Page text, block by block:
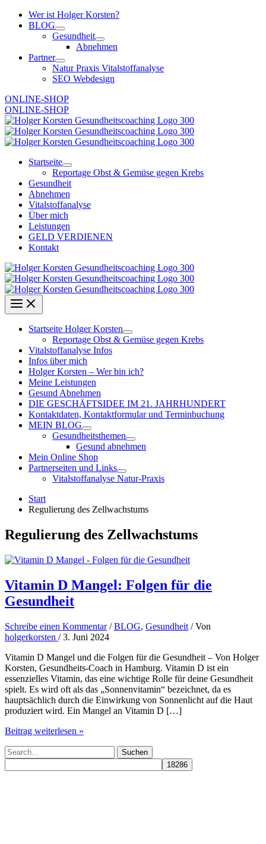
Zum
Inhalt
Wer ist Holger Korsten?
BLOG
Gesundheit
Abnehmen
Partner
Natur Praxis Vitalstoffanalyse
SEO Webdesign
ONLINE-SHOP
ONLINE-SHOP
Startseite
Reportage Obst & Gemüse gegen Krebs
Gesundheit
Abnehmen
Vitalstoffanalyse
Über mich
Leistungen
GELD VERDIENEN
Kontakt
Startseite Holger Korsten
Reportage Obst & Gemüse gegen Krebs
Vitalstoffanalyse Infos
Infos über mich
Holger Korsten – Wer bin ich?
Meine Leistungen
Gesund Abnehmen
DIE GESCHÄFTSIDEE IM 21. JAHRHUNDERT
Kontaktdaten, Kontaktformular und Terminbuchung
MEIN BLOG
Gesundheitsthemen
Gesund abnehmen
Mein Online Shop
Partnerseiten und Links
Vitalstoffanalyse Natur-Praxis
Start
Regulierung des Zellwachstums
Regulierung des Zellwachstums
Vitamin D Mangel: Folgen für die
Gesundheit
Schreibe einen Kommentar /BLOG, Gesundheit / Von
holgerkorsten /3. Juni 2024
Vitamin D Mangel und die Folgen für die Gesundheit – Von Holger
Korsten, Gesundheits-Coach in Hamburg. Vitamin D ist ein
essenzielles Vitamin, das eine wichtige Rolle für deine Gesundheit
spielt. Es wird oft als das „Sonnenvitamin“ bezeichnet, da es
hauptsächlich durch die Einwirkung von Sonnenlicht auf die Haut
produziert wird. Ein Mangel an Vitamin D […]
Vitamin
Mangel:
Folgen
für
Beitrag weiterlesen »
Suchen
nach: